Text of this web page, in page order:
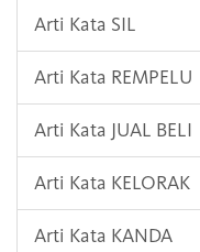
Arti Kata SIL
Arti Kata REMPELU
Arti Kata JUAL BELI
Arti Kata KELORAK
Arti Kata KANDA